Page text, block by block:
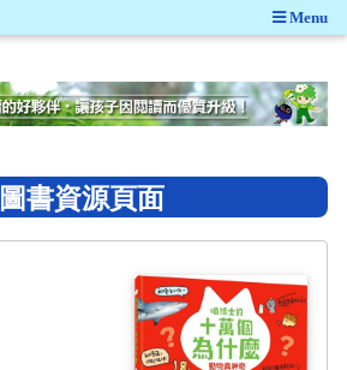
Menu
圖書資源頁面